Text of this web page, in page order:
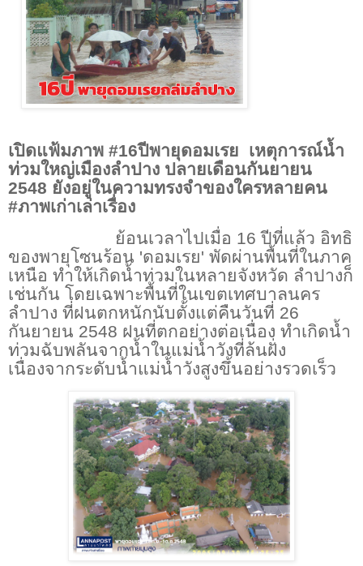
เปิดแฟ้มภาพ #16ปีพายุดอมเรย เหตุการณ์น้ำ
ท่วมใหญ่เมืองลำปาง ปลายเดือนกันยายน
2548 ยังอยู่ในความทรงจำของใครหลายคน
#ภาพเก่าเล่าเรื่อง
ย้อนเวลาไปเมื่อ 16 ปีที่แล้ว อิทธิ
ของพายุโซนร้อน 'ดอมเรย' พัดผ่านพื้นที่ในภาค
เหนือ ทำให้เกิดน้ำท่วมในหลายจังหวัด ลำปางก็
เช่นกัน โดยเฉพาะพื้นที่ในเขตเทศบาลนคร
ลำปาง ที่ฝนตกหนักนับตั้งแต่คืนวันที่ 26
กันยายน 2548 ฝนที่ตกอย่างต่อเนื่อง ทำเกิดน้ำ
ท่วมฉับพลันจากน้ำในแม่น้ำวังที่ล้นฝั่ง
เนื่องจากระดับน้ำแม่น้ำวังสูงขึ้นอย่างรวดเร็ว